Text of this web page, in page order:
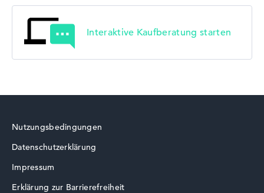
Interaktive Kaufberatung starten
Nutzungsbedingungen
Datenschutzerklärung
Impressum
Erklärung zur Barrierefreiheit